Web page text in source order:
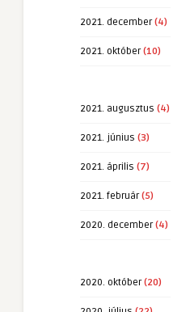
2021. december(4)
2021. október(10)
2021. augusztus (4)
2021. június (3)
2021. április (7)
2021. február(5)
2020. december(4)
2020. október(20)